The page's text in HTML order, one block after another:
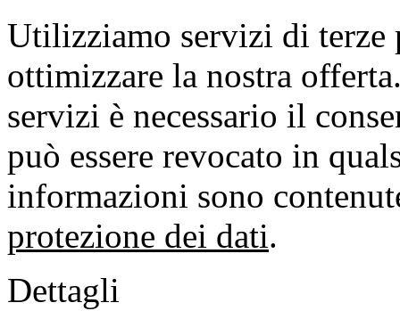
Utilizziamo servizi di terze
ottimizzare la nostra
servizi è necessario il
può essere revocato in
informazioni sono
protezione dei dati.
Dettagli